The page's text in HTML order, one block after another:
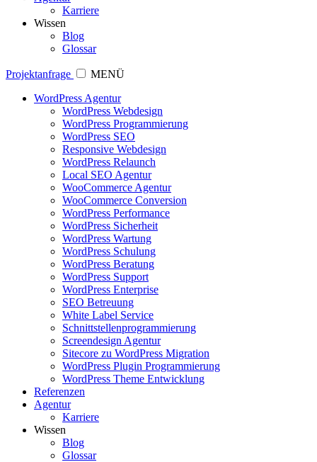
Karriere
Wissen
Blog
Glossar
Projektanfrage
MENÜ
WordPress Agentur
WordPress Webdesign
WordPress Programmierung
WordPress SEO
Responsive Webdesign
WordPress Relaunch
Local SEO Agentur
WooCommerce Agentur
WooCommerce Conversion
WordPress Performance
WordPress Sicherheit
WordPress Wartung
WordPress Schulung
WordPress Beratung
WordPress Support
WordPress Enterprise
SEO Betreuung
White Label Service
Schnittstellenprogrammierung
Screendesign Agentur
Sitecore zu WordPress Migration
WordPress Plugin Programmierung
WordPress Theme Entwicklung
Referenzen
Agentur
Karriere
Wissen
Blog
Glossar